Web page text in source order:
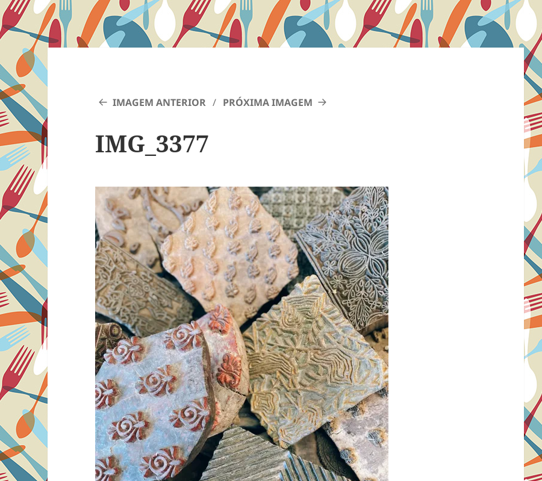
IMAGEM ANTERIOR PRÓXIMA IMAGEM
IMG_3377